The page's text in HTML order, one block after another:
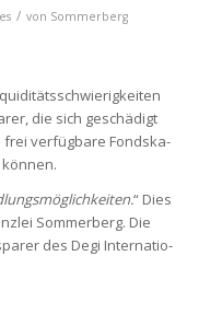
/ von Sommerberg
die sich geschä­digt
frei ver­füg­bare Fonds­ka­
“ Dies
Som­mer­berg. Die
des Degi Inter­na­tio­